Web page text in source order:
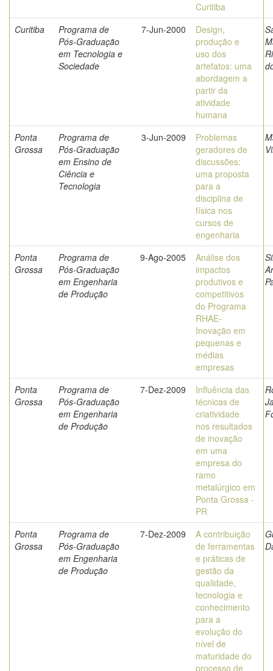
Curitiba
Curitiba
Programa de
Pós-Graduação
em Tecnologia e
Sociedade
7-Jun-2000
Design,
produção e
uso dos
artefatos: uma
abordagem a
partir da
atividade
humana
Ponta
Grossa
Programa de
Pós-Graduação
em Ensino de
Ciência e
Tecnologia
3-Jun-2009
Problemas
geradores de
discussões:
uma proposta
para a
disciplina de
física nos
cursos de
engenharia
Ponta
Grossa
Programa de
Pós-Graduação
em Engenharia
de Produção
9-Ago-2005
Análise dos
impactos
produtivos e
competitivos
do Programa
RHAE-
Inovação em
pequenas e
médias
empresas
Ponta
Grossa
Programa de
Pós-Graduação
em Engenharia
de Produção
7-Dez-2009
Influência das
técnicas de
criatividade
nos resultados
de inovação
em uma
empresa do
ramo
metalúrgico em
Ponta Grossa -
PR
Ponta
Grossa
Programa de
Pós-Graduação
em Engenharia
de Produção
7-Dez-2009
A contribuição
de ferramentas
e práticas de
gestão da
qualidade,
tecnologia e
conhecimento
para a
evolução do
nível de
maturidade do
processo de